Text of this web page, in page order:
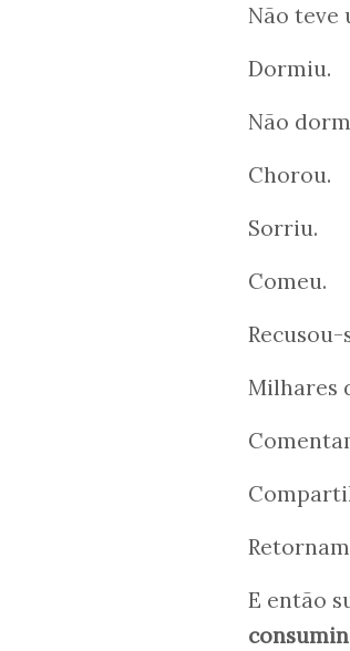
Não teve
Dormiu.
Não
Chorou.
Sorriu.
Comeu.
Recusou-
Milhares
E então